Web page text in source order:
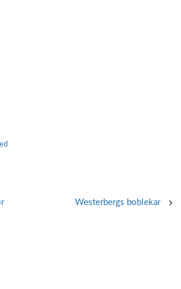
Westerbergs boblekar